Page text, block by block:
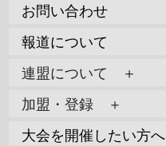
お問い合わせ
報道について
連盟について ＋
加盟・登録 ＋
大会を開催したい方へ